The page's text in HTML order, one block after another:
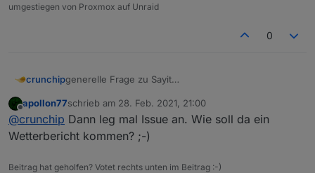
Denke es kommt auf den State an.
umgestiegen von Proxmox auf Unraid
0
crunchip
generelle Frage zu Sayit
hab das einfach mal so hinterlegt, mit dem Text
"Bewegung erkannt"
apollon77schrieb am 28. Feb. 2021, 21:00
zuletzt editiert von
@crunchip Dann leg mal Issue an. Wie soll da ein
Wetterbericht kommen? ;-)
Beitrag hat geholfen? Votet rechts unten im Beitrag :-)